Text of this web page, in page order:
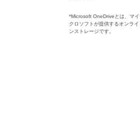
*Microsoft OneDriveとは、マイ
クロソフトが提供するオンライ
ンストレージです。